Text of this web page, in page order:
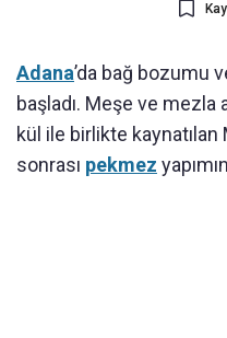
Adana’da bağ bozumu
başladı. Meşe ve mezla
kül ile birlikte
sonrası pekmez